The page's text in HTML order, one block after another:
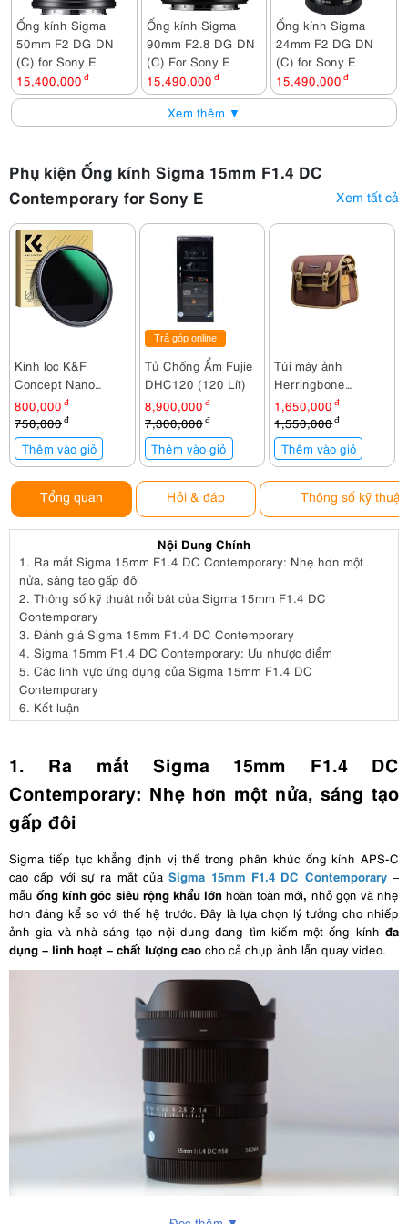
Ống kính Sigma
50mm F2 DG DN
(C) for Sony E
15,400,000 đ
Ống kính Sigma
90mm F2.8 DG DN
(C) For Sony E
15,490,000 đ
Ống kính Sigma
24mm F2 DG DN
(C) for Sony E
15,490,000 đ
Xem thêm ▼
Phụ kiện Ống kính Sigma 15mm F1.4 DC
Contemporary for Sony E
Xem tất cả
Kính lọc K&F
Concept Nano
Dazzle ND2-400 (
1-9 Stop ) 58mm
KF01.2358
800,000 đ
750,000đ
Thêm vào giỏ
Trả góp online
Tủ Chống Ẩm Fujie
DHC120 (120 Lít)
8,900,000 đ
7,300,000 đ
Thêm vào giỏ
Túi máy ảnh
Herringbone
Timecode Small
Brown
1,650,000 đ
1,550,000đ
Thêm vào giỏ
Tổng quan Hỏi & đáp Thông số kỹ thuật
Nội Dung Chính
1. Ra mắt Sigma 15mm F1.4 DC Contemporary: Nhẹ hơn một
nửa, sáng tạo gấp đôi
2. Thông số kỹ thuật nổi bật của Sigma 15mm F1.4 DC
Contemporary
3. Đánh giá Sigma 15mm F1.4 DC Contemporary
4. Sigma 15mm F1.4 DC Contemporary: Ưu nhược điểm
5. Các lĩnh vực ứng dụng của Sigma 15mm F1.4 DC
Contemporary
6. Kết luận
1. Ra mắt Sigma 15mm F1.4 DC
Contemporary: Nhẹ hơn một nửa, sáng tạo
gấp đôi
Sigma tiếp tục khẳng định vị thế trong phân khúc ống kính APS-C
cao cấp với sự ra mắt củaSigma 15mm F1.4 DC Contemporary–
mẫuống kính góc siêu rộng khẩu lớnhoàn toàn mới, nhỏ gọn và nhẹ
hơn đáng kể so với thế hệ trước. Đây là lựa chọn lý tưởng cho nhiếp
ảnh gia và nhà sáng tạo nội dung đang tìm kiếm một ống kính đa
dụng – linh hoạt – chất lượng cao cho cả chụp ảnh lẫn quay video.